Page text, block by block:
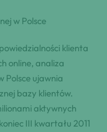
w Polsce
klienta
online, analiza
Polsce ujawnia
bazy klientów.
aktywnych
III kwartału 2011